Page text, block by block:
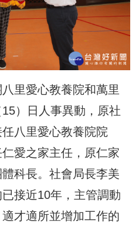
里愛心教養院和萬里
）日人事異動，原社
八里愛心教養院院
愛之家主任，原仁家
科長。社會局長李美
接近10年，主管調動
才適所並增加工作的